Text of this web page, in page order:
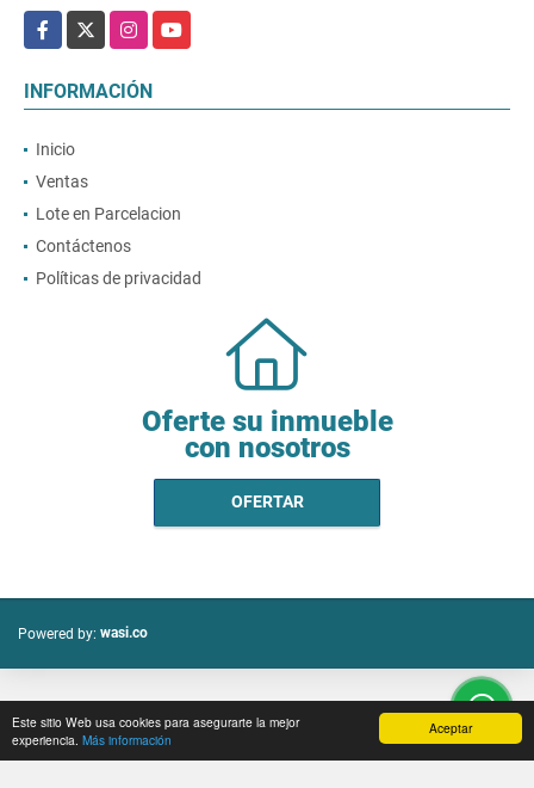
Aceptar
Este sitio Web usa cookies para asegurarte la mejor
experiencia. Más información
Facebook
InstagramYouTube
INFORMACIÓN
Inicio
Ventas
Lote en Parcelacion
Contáctenos
Políticas de privacidad
Oferte su inmueble
con nosotros
OFERTAR
Powered by: wasi.co